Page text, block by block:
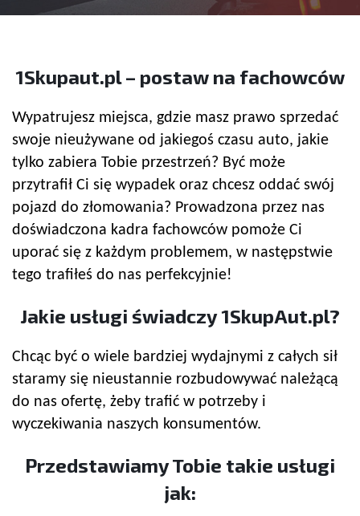
1Skupaut.pl – postaw na fachowców
Wypatrujesz miejsca, gdzie masz prawo sprzedać
swoje nieużywane od jakiegoś czasu auto, jakie
tylko zabiera Tobie przestrzeń? Być może
przytrafił Ci się wypadek oraz chcesz oddać swój
pojazd do złomowania? Prowadzona przez nas
doświadczona kadra fachowców pomoże Ci
uporać się z każdym problemem, w następstwie
tego trafiłeś do nas perfekcyjnie!
Jakie usługi świadczy 1SkupAut.pl?
Chcąc być o wiele bardziej wydajnymi z całych sił
staramy się nieustannie rozbudowywać należącą
do nas ofertę, żeby trafić w potrzeby i
wyczekiwania naszych konsumentów.
Przedstawiamy Tobie takie usługi
jak: